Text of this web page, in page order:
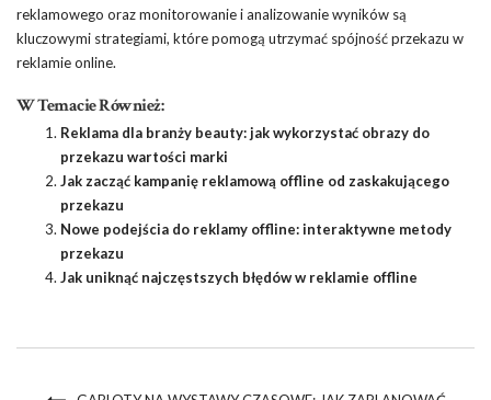
reklamowego oraz monitorowanie i analizowanie wyników są
kluczowymi strategiami, które pomogą utrzymać spójność przekazu w
reklamie online.
W Temacie Również:
Reklama dla branży beauty: jak wykorzystać obrazy do
przekazu wartości marki
Jak zacząć kampanię reklamową offline od zaskakującego
przekazu
Nowe podejścia do reklamy offline: interaktywne metody
przekazu
Jak uniknąć najczęstszych błędów w reklamie offline